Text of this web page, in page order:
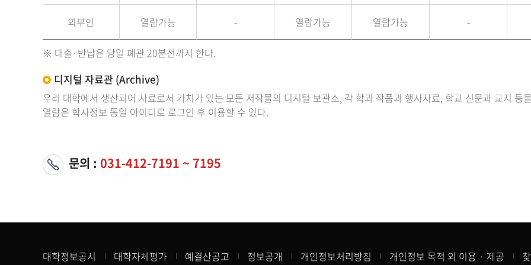
외부인 열람가능 - 열람가능 열람가능 -
※ 대출·반납은 당일 폐관 20분전까지 한다.
디지털 자료관 (Archive)
우리 대학에서 생산되어 사료로서 가치가 있는 모든 저작물의 디지털 보관소, 각 학과 작품과 행사자료, 학교 신문과 교지 등
열람은 학사정보 동일 아이디로 로그인 후 이용할 수 있다.
문의 : 031-412-7191 ~ 7195
대학정보공시 대학자체평가 예결산공고 정보공개 개인정보처리방침 개인정보 목적 외 이용 · 제공